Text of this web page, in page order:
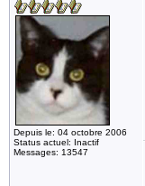
Depuis le: 04 octobre 2006
Status actuel: Inactif
Messages: 13547